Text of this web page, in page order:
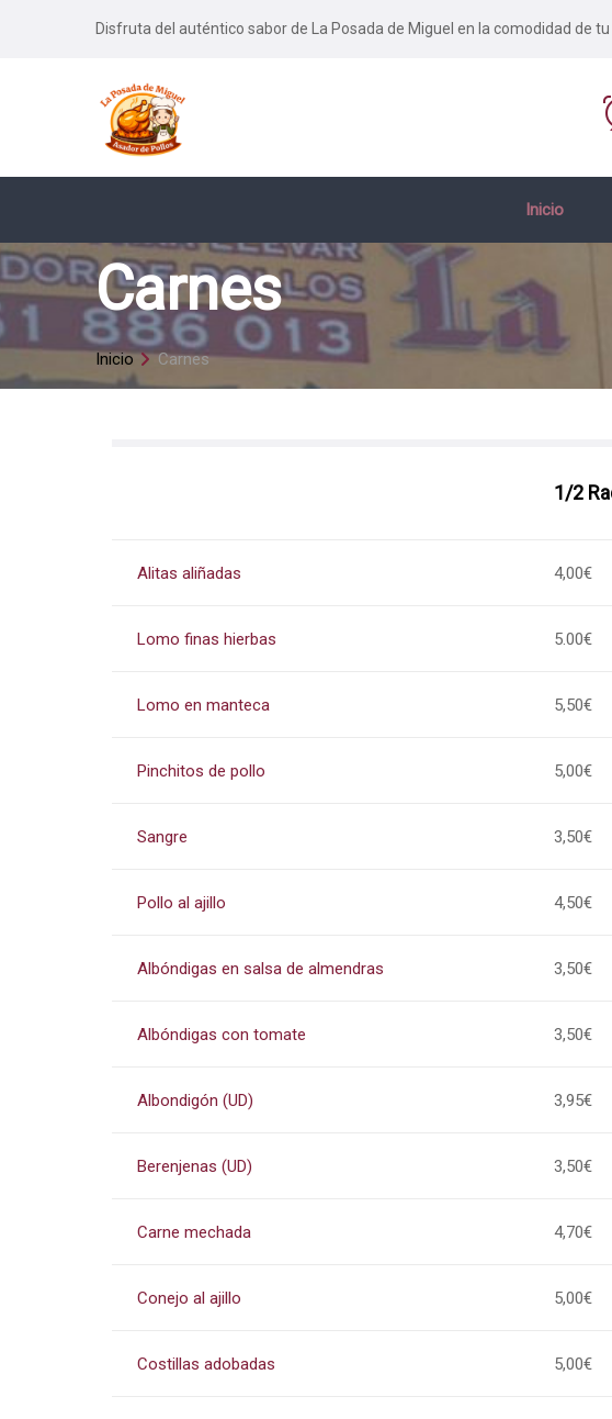
Disfruta del auténtico sabor de La Posada de Miguel en la comodidad de
Inicio
Carnes
Inicio Carnes
1/2
Alitas aliñadas 4,00€
Lomo finas hierbas 5.00€
Lomo en manteca 5,50€
Pinchitos de pollo 5,00€
Sangre 3,50€
Pollo al ajillo 4,50€
Albóndigas en salsa de almendras 3,50€
Albóndigas con tomate 3,50€
Albondigón (UD) 3,95€
Berenjenas (UD) 3,50€
Carne mechada 4,70€
Conejo al ajillo 5,00€
Costillas adobadas 5,00€